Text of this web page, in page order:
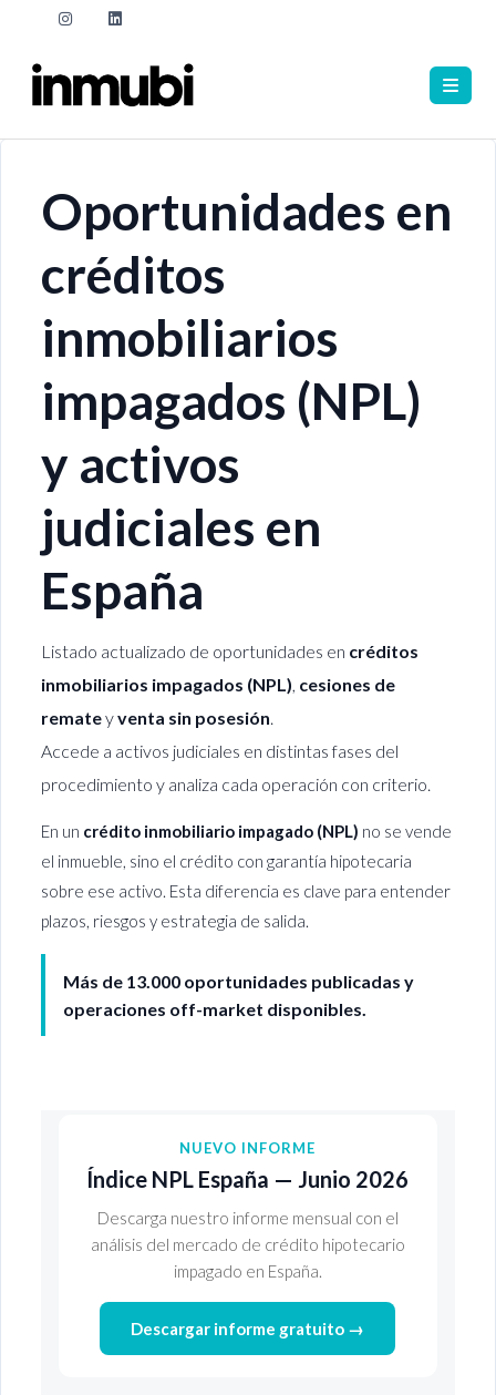
Oportunidades en
créditos
inmobiliarios
impagados (NPL)
y activos
judiciales en
España
Listado actualizado de oportunidades en créditos
inmobiliarios impagados (NPL), cesiones de
remateyventa sin posesión.
Accede a activos judiciales en distintas fases del
procedimiento y analiza cada operación con criterio.
En un crédito inmobiliario impagado (NPL) no se vende
el inmueble, sino el crédito con garantía hipotecaria
sobre ese activo. Esta diferencia es clave para entender
plazos, riesgos y estrategia de salida.
Más de 13.000 oportunidades publicadas y
operaciones off-market disponibles.
NUEVO INFORME
Índice NPL España — Junio 2026
Descarga nuestro informe mensual con el
análisis del mercado de crédito hipotecario
impagado en España.
Descargar informe gratuito →